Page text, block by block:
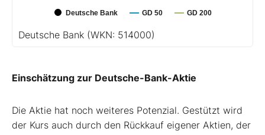
Deutsche Bank GD 50 GD 200
Deutsche Bank (WKN: 514000)
Einschätzung zur Deutsche-Bank-Aktie
Die Aktie hat noch weiteres Potenzial. Gestützt wird
der Kurs auch durch den Rückkauf eigener Aktien, der